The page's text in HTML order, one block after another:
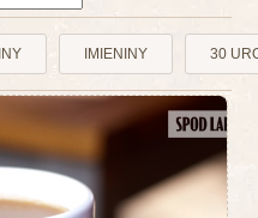
IMIENINY 30